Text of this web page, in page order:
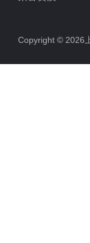
Copyright © 2026